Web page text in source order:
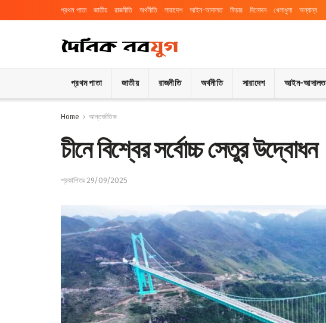
প্রথম পাতা জাতীয় রাজনীতি অর্থনীতি সারাদেশ আইন-আদালত ফিচার বিনোদন খেলাধুলা অন্যান্য
প্রথম পাতা জাতীয় রাজনীতি অর্থনীতি সারাদেশ আইন-আদালত
Home আন্তর্জাতিক
চীনে বিশ্বের সর্বোচ্চ সেতুর উদ্বোধন
প্রকাশিতঃ 29/09/2025